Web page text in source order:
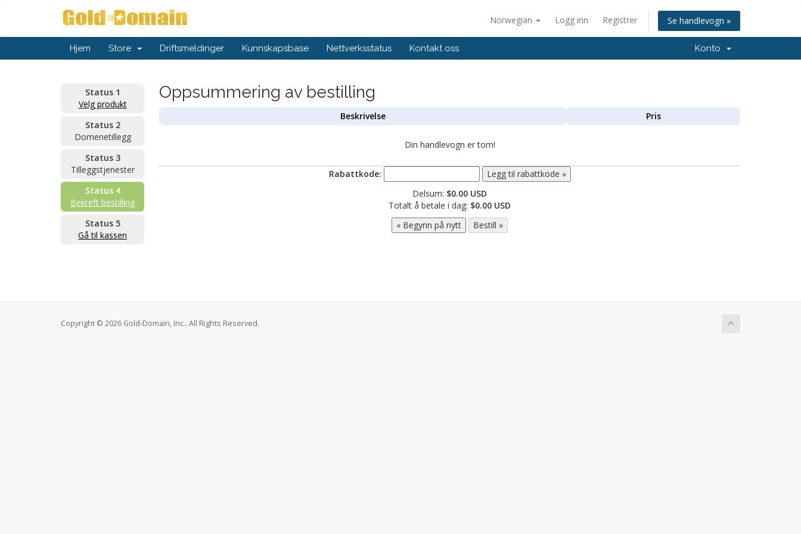
Norwegian Logg inn Registrer Se handlevogn »
Hjem Store Driftsmeldinger Kunnskapsbase Nettverksstatus Kontakt oss Konto
Status 1
Velg produkt
Status 2
Domenetillegg
Status 3
Tilleggstjenester
Status 4
Bekreft bestilling
Status 5
Gå til kassen
Oppsummering av bestilling
Beskrivelse Pris
Din handlevogn er tom!
Rabattkode:
Delsum: $0.00 USD
Totalt å betale i dag: $0.00 USD
Copyright © 2026 Gold-Domain, Inc.. All Rights Reserved.